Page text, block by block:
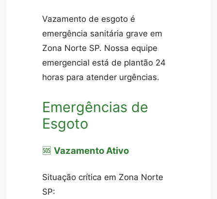
Vazamento de esgoto é
emergência sanitária grave em
Zona Norte SP. Nossa equipe
emergencial está de plantão 24
horas para atender urgências.
Emergências de
Esgoto
🆘Vazamento Ativo
Situação crítica em Zona Norte
SP: